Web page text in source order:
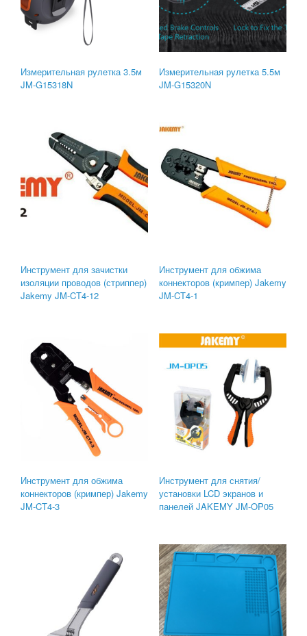
Измерительная рулетка 3.5м
JM-G15318N
Измерительная рулетка 5.5м
JM-G15320N
Инструмент для зачистки
изоляции проводов (стриппер)
Jakemy JM-CT4-12
Инструмент для обжима
коннекторов (кримпер) Jakemy
JM-CT4-1
Инструмент для обжима
коннекторов (кримпер) Jakemy
JM-CT4-3
Инструмент для снятия/
установки LCD экранов и
панелей JAKEMY JM-OP05